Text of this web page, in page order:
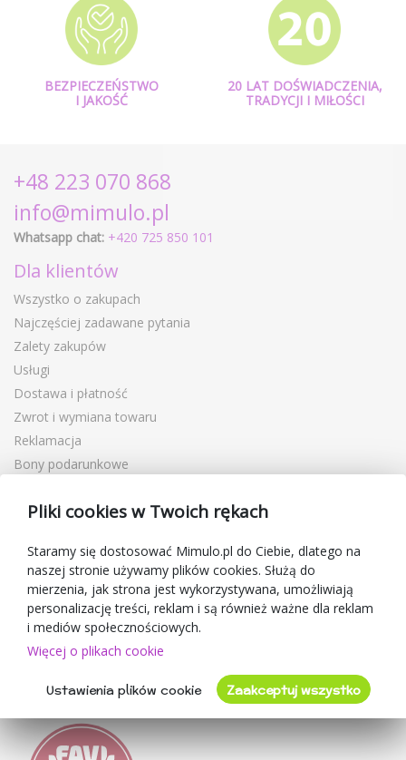
BEZPIECZEŃSTWO
I JAKOŚĆ
20 LAT DOŚWIADCZENIA,
TRADYCJI I MIŁOŚCI
+48 223 070 868
info@mimulo.pl
Whatsapp chat: +420 725 850 101
Dla klientów
Wszystko o zakupach
Najczęściej zadawane pytania
Zalety zakupów
Usługi
Dostawa i płatność
Zwrot i wymiana towaru
Reklamacja
Bony podarunkowe
Blog
O sprzedawcy
Mimulo.pl
Regulamin sklepu
Ochrona danych osobowych GDPR
Kontakty
Oceny klientów
Pliki cookies w Twoich rękach
Staramy się dostosować Mimulo.pl do Ciebie, dlatego na
naszej stronie używamy plików cookies. Służą do
mierzenia, jak strona jest wykorzystywana, umożliwiają
personalizację treści, reklam i są również ważne dla reklam
i mediów społecznościowych.
Więcej o plikach cookie
Ustawienia plików cookie Zaakceptuj wszystko